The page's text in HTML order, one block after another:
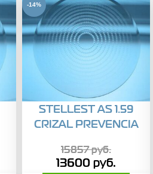
-14%
STELLEST AS 1.59
CRIZAL PREVENCIA
15857руб.
13600 руб.